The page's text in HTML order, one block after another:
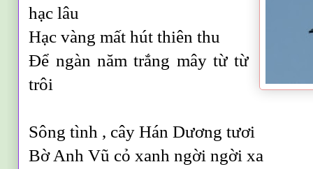
hạc lâu
Hạc vàng mất hút thiên thu
Để ngàn năm trắng mây từ từ
trôi
Sông tình , cây Hán Dương tươi
Bờ Anh Vũ cỏ xanh ngời ngời xa